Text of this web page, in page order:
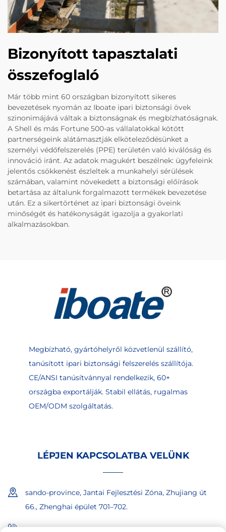
Bizonyított tapasztalati
összefoglaló
Már több mint 60 országban bizonyított sikeres
bevezetések nyomán az Iboate ipari biztonsági övek
szinonimájává váltak a biztonságnak és megbízhatóságnak.
A Shell és más Fortune 500-as vállalatokkal kötött
partnerségeink alátámasztják elköteleződésünket a
személyi védőfelszerelés (PPE) területén való kiválóság és
innováció iránt. Az adatok magukért beszélnek: ügyfeleink
jelentős csökkenést észleltek a munkahelyi sérülések
számában, valamint növekedett a biztonsági előírások
betartása az általunk forgalmazott termékek bevezetése
után. Ez a sikertörténet az ipari biztonsági öveink
minőségét és hatékonyságát igazolja a gyakorlati
alkalmazásokban.
Megbízható, gyártóhelyről közvetlenül szállító,
tanúsított ipari biztonsági felszerelés szállítója.
CE/ANSI tanúsítvánnyal rendelkezik, 60+
országba exportálják. Stabil ellátás, rugalmas
OEM/ODM szolgáltatás.
LÉPJEN KAPCSOLATBA VELÜNK
sando-province, Jantai Fejlesztési Zóna, Zhujiang út
66., Zhenghai épület 701–702.
+86-18865557722